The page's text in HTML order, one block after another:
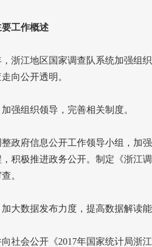
工作概述
，浙江地区国家调查队系统加强组
向公开透明。
组织领导，完善相关制度。
府信息公开工作领导小组，加强
积极推进政务公开。制定《浙江
。
数据发布力度，提高数据解读
社会公开《2017年国家统计局浙